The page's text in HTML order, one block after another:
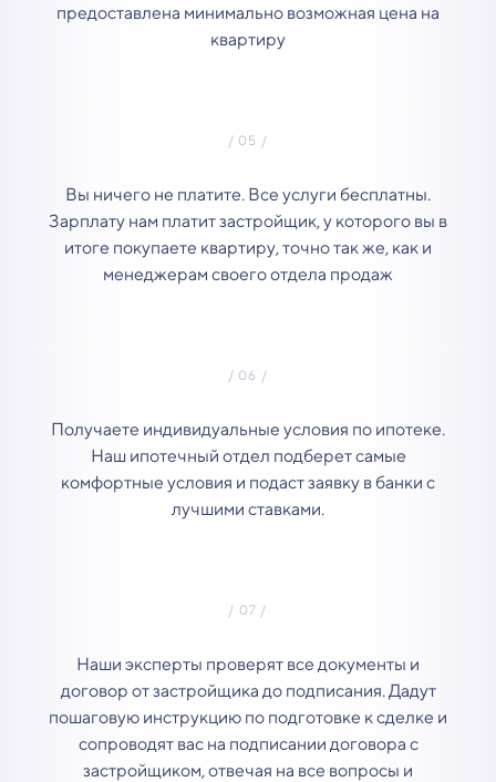
предоставлена минимально возможная цена на
квартиру
Вы ничего не платите. Все услуги бесплатны.
Зарплату нам платит застройщик, у которого вы в
итоге покупаете квартиру, точно так же, как и
менеджерам своего отдела продаж
Получаете индивидуальные условия по ипотеке.
Наш ипотечный отдел подберет самые
комфортные условия и подаст заявку в банки с
лучшими ставками.
Наши эксперты проверят все документы и
договор от застройщика до подписания. Дадут
пошаговую инструкцию по подготовке к сделке и
сопроводят вас на подписании договора с
застройщиком, отвечая на все вопросы и